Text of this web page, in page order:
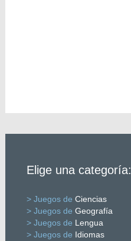
Elige una categoría:
> Juegos de Ciencias
> Juegos de Geografía
> Juegos de Lengua
> Juegos de Idiomas